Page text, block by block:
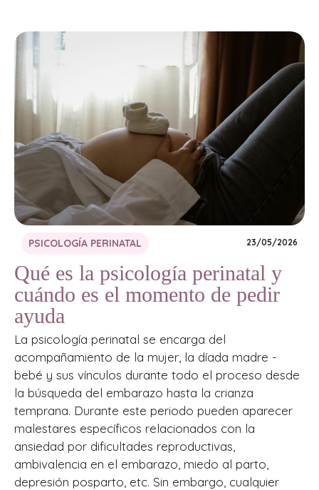
PSICOLOGÍA PERINATAL 23/05/2026
Qué es la psicología perinatal y
cuándo es el momento de pedir
ayuda
La psicología perinatal se encarga del
acompañamiento de la mujer, la díada madre -
bebé y sus vínculos durante todo el proceso desde
la búsqueda del embarazo hasta la crianza
temprana. Durante este periodo pueden aparecer
malestares específicos relacionados con la
ansiedad por dificultades reproductivas,
ambivalencia en el embarazo, miedo al parto,
depresión posparto, etc. Sin embargo, cualquier